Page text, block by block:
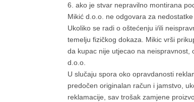
6. ako je stvar nepravilno montirana
Mikić d.o.o. ne odgovara za
Ukoliko se radi o oštećenju i/ili
temelju fizičkog dokaza. Mikic vrši
da kupac nije utjecao na
d.o.o.
U slučaju spora oko opravdanosti
predočen originalan račun i jamstvo,
reklamacije, sav trošak zamjene